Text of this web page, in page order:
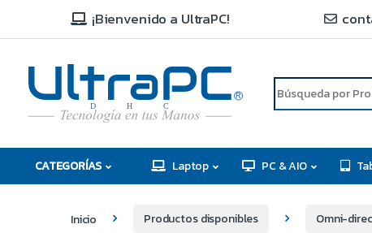
¡Bienvenido a UltraPC!
C
H
D
R
CATEGORÍAS Laptop PC & AIO
Inicio Productos disponibles Omni-